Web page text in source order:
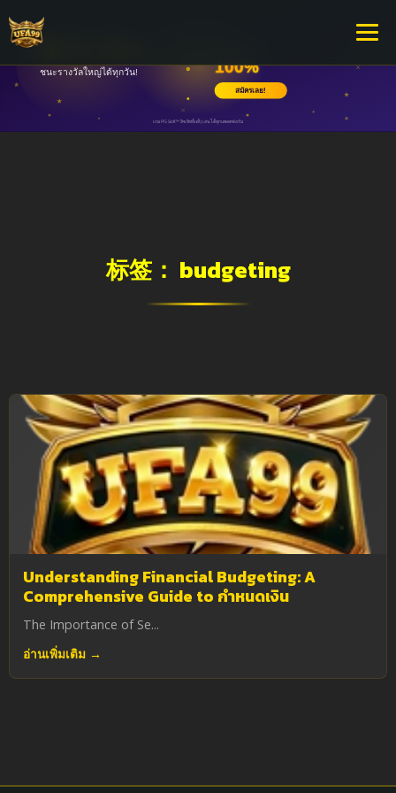
标签： budgeting
Understanding Financial Budgeting: A
Comprehensive Guide to กำหนดเงิน
The Importance of Se...
อ่านเพิ่มเติม →